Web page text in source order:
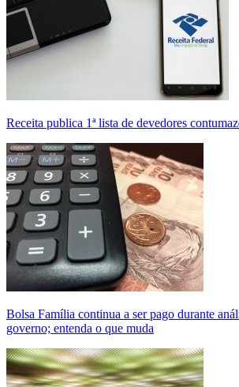
Receita publica 1ª lista de devedores
Bolsa Família continua a ser pago durante
governo; entenda o que muda